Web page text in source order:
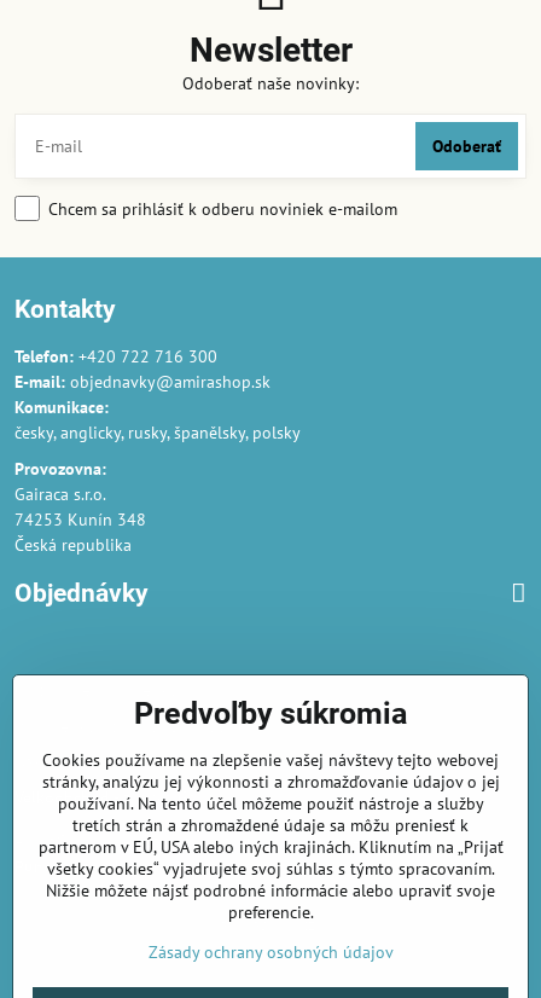
Newsletter
Odoberať naše novinky:
Odoberať
Chcem sa prihlásiť k odberu noviniek e-mailom
Kontakty
Telefon: +420 722 716 300
E-mail: objednavky@amirashop.sk
Komunikace:
česky, anglicky, rusky, španělsky, polsky
Provozovna:
Gairaca s.r.o.
74253 Kunín 348
Česká republika
Objednávky
Podmienky ochrany osobných údajov
Náklady na dodání a doba dodání
Veľkoobchod- značka Gaira®
AmiraShop je registrovaný na Puncovom úrade.
Puncové značkysú k nahliadnuttu.
amirashop.cz/
Predvoľby súkromia
Cookies používame na zlepšenie vašej návštevy tejto webovej
stránky, analýzu jej výkonnosti a zhromažďovanie údajov o jej
používaní. Na tento účel môžeme použiť nástroje a služby
tretích strán a zhromaždené údaje sa môžu preniesť k
partnerom v EÚ, USA alebo iných krajinách. Kliknutím na „Prijať
všetky cookies“ vyjadrujete svoj súhlas s týmto spracovaním.
Nižšie môžete nájsť podrobné informácie alebo upraviť svoje
preferencie.
Zásady ochrany osobných údajov